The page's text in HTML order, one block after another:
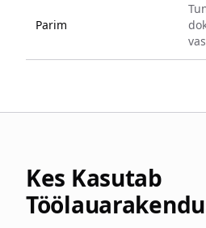
Parim
Kes Kasutab